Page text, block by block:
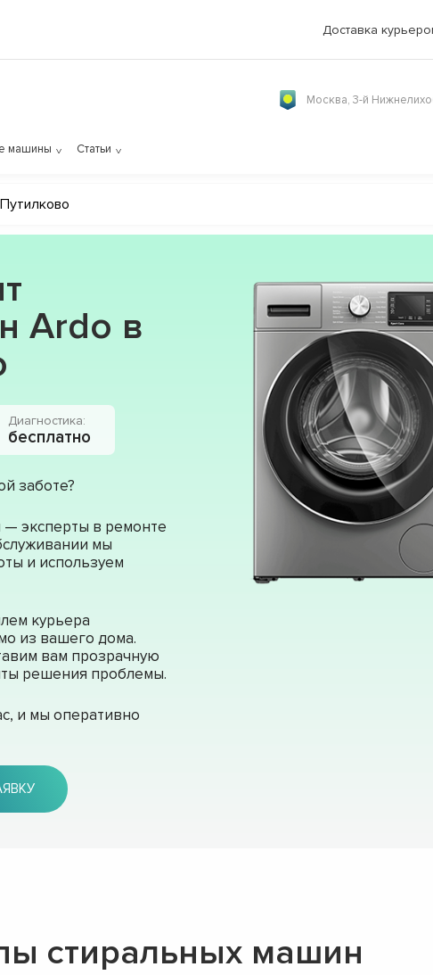
Доставка
Москва, 3-й
машины Статьи
Путилково
Ardo в
Диагностика:
бесплатно
заботе?
эксперты в ремонте
мы
и используем
курьера
из вашего дома.
вам прозрачную
решения проблемы.
и мы оперативно
стиральных машин